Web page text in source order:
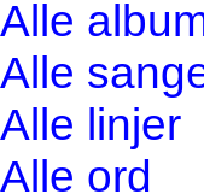
Alle
Alle
Alle linjer
Alle ord